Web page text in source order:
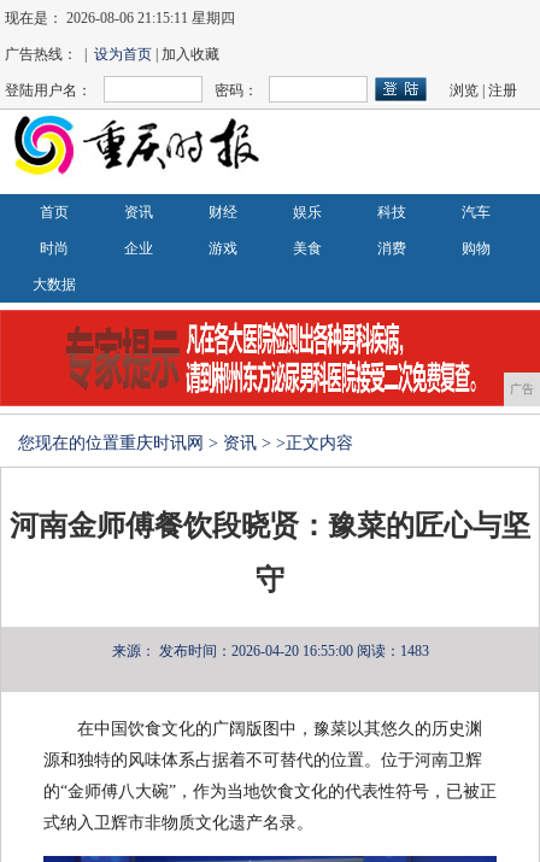
现在是：2026-08-06 21:15:11 星期四
广告热线： |设为首页 | 加入收藏
登陆用户名： 密码： 浏览 |注册
首页 资讯 财经 娱乐 科技 汽车
时尚 企业 游戏 美食 消费 购物
大数据
广告
您现在的位置重庆时讯网 > 资讯 > >正文内容
河南金师傅餐饮段晓贤：豫菜的匠心与坚
守
来源： 发布时间：2026-04-20 16:55:00 阅读：1483
在中国饮食文化的广阔版图中，豫菜以其悠久的历史渊
源和独特的风味体系占据着不可替代的位置。位于河南卫辉
的“金师傅八大碗”，作为当地饮食文化的代表性符号，已被正
式纳入卫辉市非物质文化遗产名录。